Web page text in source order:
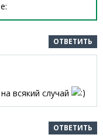
ОТВЕТИТЬ
всякий случай
ОТВЕТИТЬ